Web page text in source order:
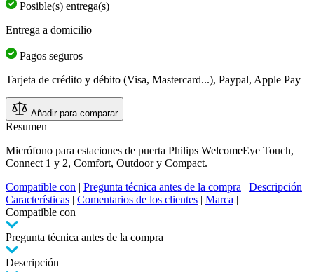
Posible(s) entrega(s)
Entrega a domicilio
Pagos seguros
Tarjeta de crédito y débito (Visa, Mastercard...), Paypal, Apple Pay
Añadir para comparar
Resumen
Micrófono para estaciones de puerta Philips WelcomeEye Touch,
Connect 1 y 2, Comfort, Outdoor y Compact.
Compatible con | Pregunta técnica antes de la compra | Descripción |
Características | Comentarios de los clientes | Marca |
Compatible con
Pregunta técnica antes de la compra
Descripción